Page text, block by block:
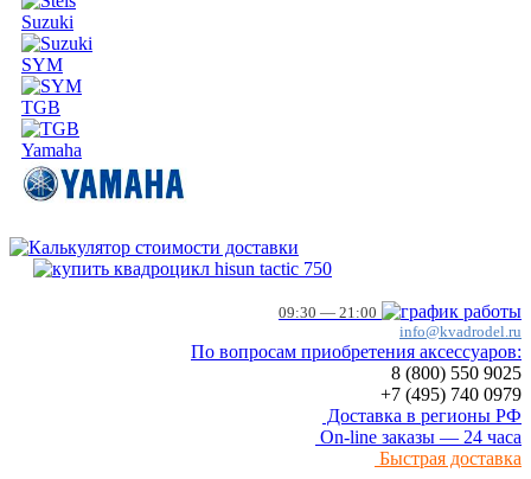
Suzuki
SYM
TGB
Yamaha
09:30 — 21:00
info@kvadrodel.ru
По вопросам приобретения аксессуаров:
8 (800) 550 9025
+7 (495) 740 0979
Доставка в регионы РФ
On-line заказы — 24 часа
Быстрая доставка